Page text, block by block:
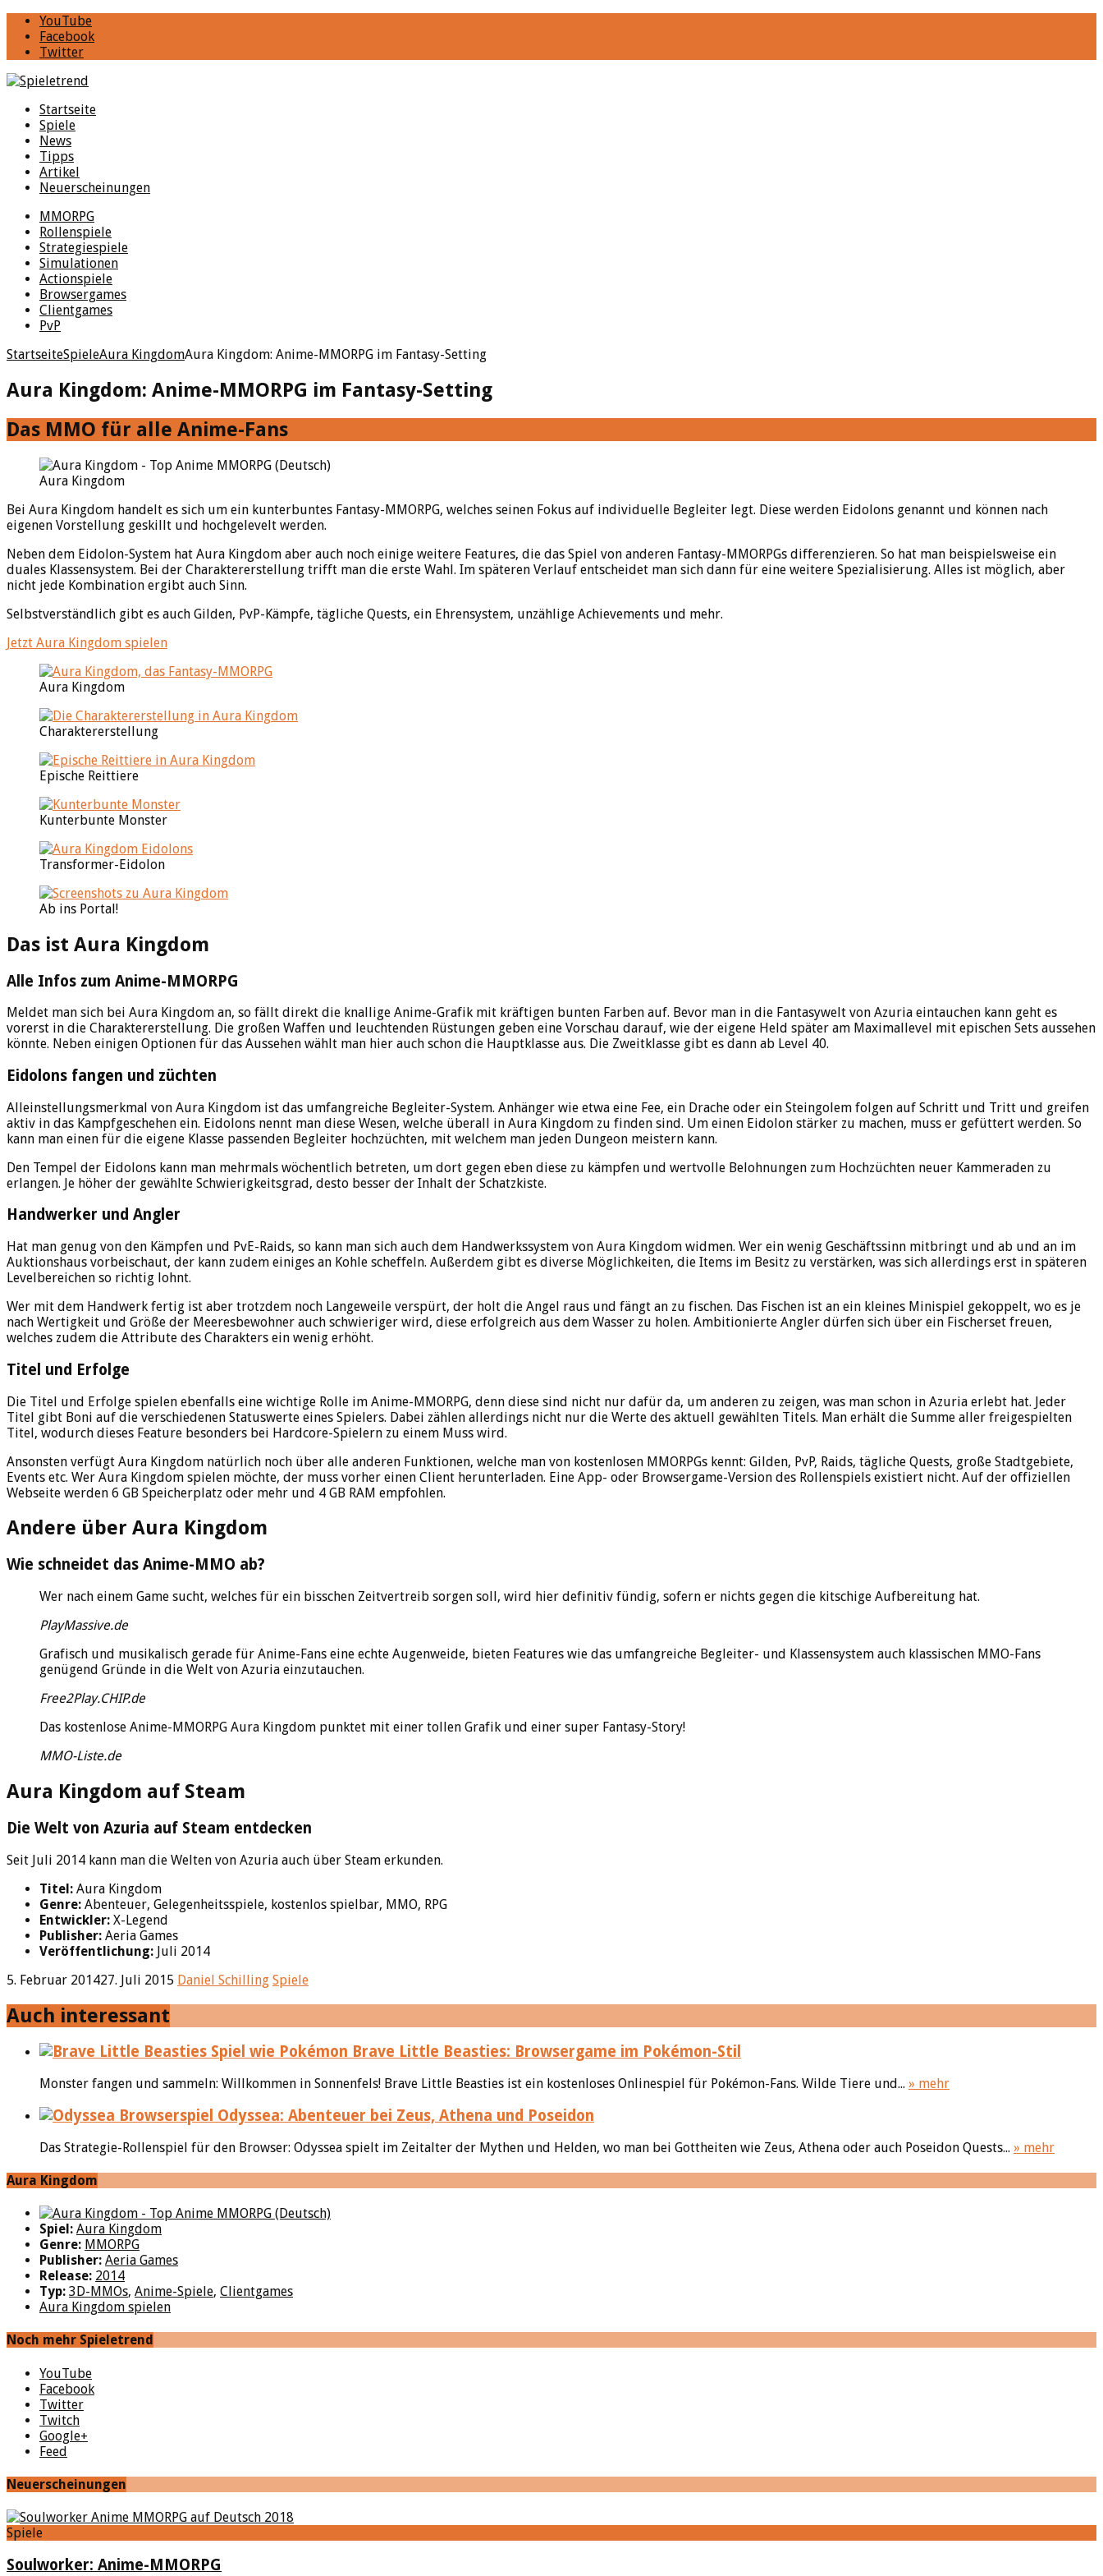
YouTube
Facebook
Twitter
Startseite
Spiele
News
Tipps
Artikel
Neuerscheinungen
MMORPG
Rollenspiele
Strategiespiele
Simulationen
Actionspiele
Browsergames
Clientgames
PvP
StartseiteSpieleAura KingdomAura Kingdom: Anime-MMORPG im Fantasy-Setting
Aura Kingdom: Anime-MMORPG im Fantasy-Setting
Das MMO für alle Anime-Fans
Aura Kingdom
Bei Aura Kingdom handelt es sich um ein kunterbuntes Fantasy-MMORPG, welches seinen Fokus auf individuelle Begleiter legt. Diese werden Eidolons genannt und können nach
eigenen Vorstellung geskillt und hochgelevelt werden.
Neben dem Eidolon-System hat Aura Kingdom aber auch noch einige weitere Features, die das Spiel von anderen Fantasy-MMORPGs differenzieren. So hat man beispielsweise ein
duales Klassensystem. Bei der Charaktererstellung trifft man die erste Wahl. Im späteren Verlauf entscheidet man sich dann für eine weitere Spezialisierung. Alles ist möglich, aber
nicht jede Kombination ergibt auch Sinn.
Selbstverständlich gibt es auch Gilden, PvP-Kämpfe, tägliche Quests, ein Ehrensystem, unzählige Achievements und mehr.
Jetzt Aura Kingdom spielen
Aura Kingdom
Charaktererstellung
Epische Reittiere
Kunterbunte Monster
Transformer-Eidolon
Ab ins Portal!
Das ist Aura Kingdom
Alle Infos zum Anime-MMORPG
Meldet man sich bei Aura Kingdom an, so fällt direkt die knallige Anime-Grafik mit kräftigen bunten Farben auf. Bevor man in die Fantasywelt von Azuria eintauchen kann geht es
vorerst in die Charaktererstellung. Die großen Waffen und leuchtenden Rüstungen geben eine Vorschau darauf, wie der eigene Held später am Maximallevel mit epischen Sets aussehen
könnte. Neben einigen Optionen für das Aussehen wählt man hier auch schon die Hauptklasse aus. Die Zweitklasse gibt es dann ab Level 40.
Eidolons fangen und züchten
Alleinstellungsmerkmal von Aura Kingdom ist das umfangreiche Begleiter-System. Anhänger wie etwa eine Fee, ein Drache oder ein Steingolem folgen auf Schritt und Tritt und greifen
aktiv in das Kampfgeschehen ein. Eidolons nennt man diese Wesen, welche überall in Aura Kingdom zu finden sind. Um einen Eidolon stärker zu machen, muss er gefüttert werden. So
kann man einen für die eigene Klasse passenden Begleiter hochzüchten, mit welchem man jeden Dungeon meistern kann.
Den Tempel der Eidolons kann man mehrmals wöchentlich betreten, um dort gegen eben diese zu kämpfen und wertvolle Belohnungen zum Hochzüchten neuer Kammeraden zu
erlangen. Je höher der gewählte Schwierigkeitsgrad, desto besser der Inhalt der Schatzkiste.
Handwerker und Angler
Hat man genug von den Kämpfen und PvE-Raids, so kann man sich auch dem Handwerkssystem von Aura Kingdom widmen. Wer ein wenig Geschäftssinn mitbringt und ab und an im
Auktionshaus vorbeischaut, der kann zudem einiges an Kohle scheffeln. Außerdem gibt es diverse Möglichkeiten, die Items im Besitz zu verstärken, was sich allerdings erst in späteren
Levelbereichen so richtig lohnt.
Wer mit dem Handwerk fertig ist aber trotzdem noch Langeweile verspürt, der holt die Angel raus und fängt an zu fischen. Das Fischen ist an ein kleines Minispiel gekoppelt, wo es je
nach Wertigkeit und Größe der Meeresbewohner auch schwieriger wird, diese erfolgreich aus dem Wasser zu holen. Ambitionierte Angler dürfen sich über ein Fischerset freuen,
welches zudem die Attribute des Charakters ein wenig erhöht.
Titel und Erfolge
Die Titel und Erfolge spielen ebenfalls eine wichtige Rolle im Anime-MMORPG, denn diese sind nicht nur dafür da, um anderen zu zeigen, was man schon in Azuria erlebt hat. Jeder
Titel gibt Boni auf die verschiedenen Statuswerte eines Spielers. Dabei zählen allerdings nicht nur die Werte des aktuell gewählten Titels. Man erhält die Summe aller freigespielten
Titel, wodurch dieses Feature besonders bei Hardcore-Spielern zu einem Muss wird.
Ansonsten verfügt Aura Kingdom natürlich noch über alle anderen Funktionen, welche man von kostenlosen MMORPGs kennt: Gilden, PvP, Raids, tägliche Quests, große Stadtgebiete,
Events etc. Wer Aura Kingdom spielen möchte, der muss vorher einen Client herunterladen. Eine App- oder Browsergame-Version des Rollenspiels existiert nicht. Auf der offiziellen
Webseite werden 6 GB Speicherplatz oder mehr und 4 GB RAM empfohlen.
Andere über Aura Kingdom
Wie schneidet das Anime-MMO ab?
Wer nach einem Game sucht, welches für ein bisschen Zeitvertreib sorgen soll, wird hier definitiv fündig, sofern er nichts gegen die kitschige Aufbereitung hat.
PlayMassive.de
Grafisch und musikalisch gerade für Anime-Fans eine echte Augenweide, bieten Features wie das umfangreiche Begleiter- und Klassensystem auch klassischen MMO-Fans
genügend Gründe in die Welt von Azuria einzutauchen.
Free2Play.CHIP.de
Das kostenlose Anime-MMORPG Aura Kingdom punktet mit einer tollen Grafik und einer super Fantasy-Story!
MMO-Liste.de
Aura Kingdom auf Steam
Die Welt von Azuria auf Steam entdecken
Seit Juli 2014 kann man die Welten von Azuria auch über Steam erkunden.
Titel: Aura Kingdom
Genre: Abenteuer, Gelegenheitsspiele, kostenlos spielbar, MMO, RPG
Entwickler: X-Legend
Publisher: Aeria Games
Veröffentlichung: Juli 2014
5. Februar 201427. Juli 2015 Daniel Schilling Spiele
Auch interessant
Brave Little Beasties: Browsergame im Pokémon-Stil
Monster fangen und sammeln: Willkommen in Sonnenfels! Brave Little Beasties ist ein kostenloses Onlinespiel für Pokémon-Fans. Wilde Tiere und... » mehr
Odyssea: Abenteuer bei Zeus, Athena und Poseidon
Das Strategie-Rollenspiel für den Browser: Odyssea spielt im Zeitalter der Mythen und Helden, wo man bei Gottheiten wie Zeus, Athena oder auch Poseidon Quests... » mehr
Aura Kingdom
Spiel: Aura Kingdom
Genre: MMORPG
Publisher: Aeria Games
Release: 2014
Typ: 3D-MMOs, Anime-Spiele, Clientgames
Aura Kingdom spielen
Noch mehr Spieletrend
YouTube
Facebook
Twitter
Twitch
Google+
Feed
Neuerscheinungen
Spiele
Soulworker: Anime-MMORPG